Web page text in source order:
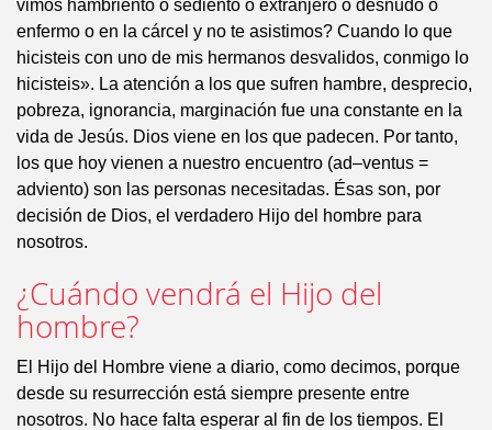
vimos hambriento o sediento o extranjero o desnudo o
enfermo o en la cárcel y no te asistimos? Cuando lo que
hicisteis con uno de mis hermanos desvalidos, conmigo lo
hicisteis». La atención a los que sufren hambre, desprecio,
pobreza, ignorancia, marginación fue una constante en la
vida de Jesús. Dios viene en los que padecen. Por tanto,
los que hoy vienen a nuestro encuentro (ad–ventus =
adviento) son las personas necesitadas. Ésas son, por
decisión de Dios, el verdadero Hijo del hombre para
nosotros.
¿Cuándo vendrá el Hijo del
hombre?
El Hijo del Hombre viene a diario, como decimos, porque
desde su resurrección está siempre presente entre
nosotros. No hace falta esperar al fin de los tiempos. El